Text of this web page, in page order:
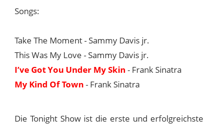
Songs:
Take The Moment - Sammy Davis jr.
This Was My Love - Sammy Davis jr.
I’ve Got You Under My Skin - Frank Sinatra
My Kind Of Town - Frank Sinatra
Die Tonight Show ist die erste und erfolgreichste